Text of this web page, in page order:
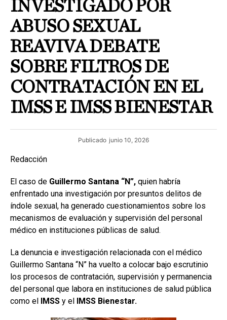
INVESTIGADO POR
ABUSO SEXUAL
REAVIVA DEBATE
SOBRE FILTROS DE
CONTRATACIÓN EN EL
IMSS E IMSS BIENESTAR
Publicado junio 10, 2026
Redacción
El caso de Guillermo Santana “N”, quien habría
enfrentado una investigación por presuntos delitos de
índole sexual, ha generado cuestionamientos sobre los
mecanismos de evaluación y supervisión del personal
médico en instituciones públicas de salud.
La denuncia e investigación relacionada con el médico
Guillermo Santana “N” ha vuelto a colocar bajo escrutinio
los procesos de contratación, supervisión y permanencia
del personal que labora en instituciones de salud pública
como el IMSS y el IMSS Bienestar.